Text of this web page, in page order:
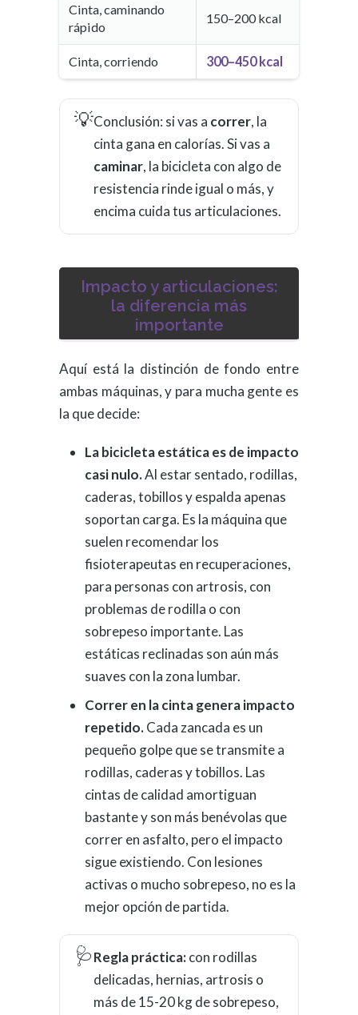
Cinta, caminando
rápido
150–200 kcal
Cinta, corriendo 300–450 kcal
💡Conclusión: si vas a correr, la
cinta gana en calorías. Si vas a
caminar, la bicicleta con algo de
resistencia rinde igual o más, y
encima cuida tus articulaciones.
Impacto y articulaciones:
la diferencia más
importante
Aquí está la distinción de fondo entre
ambas máquinas, y para mucha gente es
la que decide:
La bicicleta estática es de impacto
casi nulo.Al estar sentado, rodillas,
caderas, tobillos y espalda apenas
soportan carga. Es la máquina que
suelen recomendar los
fisioterapeutas en recuperaciones,
para personas con artrosis, con
problemas de rodilla o con
sobrepeso importante. Las
estáticas reclinadas son aún más
suaves con la zona lumbar.
Correr en la cinta genera impacto
repetido.Cada zancada es un
pequeño golpe que se transmite a
rodillas, caderas y tobillos. Las
cintas de calidad amortiguan
bastante y son más benévolas que
correr en asfalto, pero el impacto
sigue existiendo. Con lesiones
activas o mucho sobrepeso, no es la
mejor opción de partida.
🩺Regla práctica:con rodillas
delicadas, hernias, artrosis o
más de 15-20 kg de sobrepeso,